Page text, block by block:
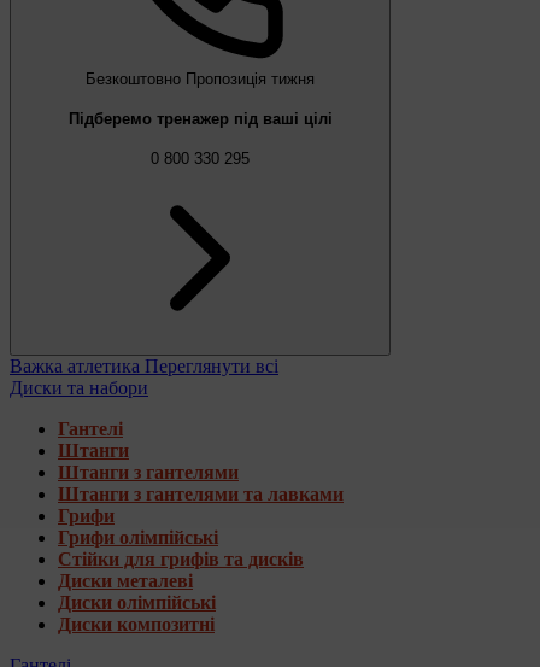
Безкоштовно Пропозиція тижня
Підберемо тренажер під ваші цілі
0 800 330 295
Важка атлетика Переглянути всі
Диски та набори
Гантелі
Штанги
Штанги з гантелями
Штанги з гантелями та лавками
Грифи
Грифи олімпійські
Стійки для грифів та дисків
Диски металеві
Диски олімпійські
Диски композитні